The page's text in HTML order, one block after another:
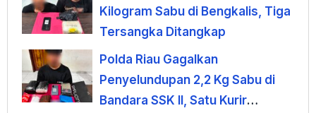
Kilogram Sabu di Bengkalis, Tiga
Tersangka Ditangkap
Polda Riau Gagalkan
Penyelundupan 2,2 Kg Sabu di
Bandara SSK II, Satu Kurir